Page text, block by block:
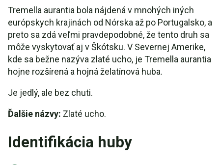
Tremella aurantia bola nájdená v mnohých iných
európskych krajinách od Nórska až po Portugalsko, a
preto sa zdá veľmi pravdepodobné, že tento druh sa
môže vyskytovať aj v Škótsku. V Severnej Amerike,
kde sa bežne nazýva zlaté ucho, je Tremella aurantia
hojne rozšírená a hojná želatínová huba.
Je jedlý, ale bez chuti.
Ďalšie názvy: Zlaté ucho.
Identifikácia huby